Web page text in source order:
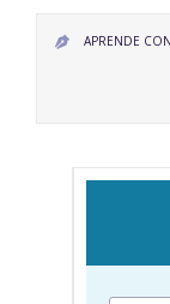
 APRENDE